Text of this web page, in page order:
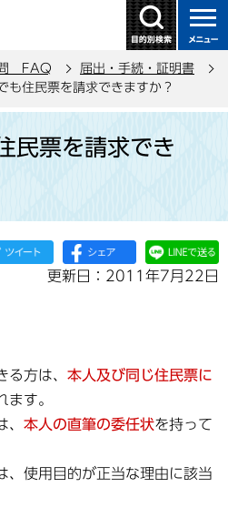
問 FAQ
届出・手続・証明書
も住民票を請求できますか？
民票を請求でき
更新日：2011年7月22日
方は、 本人及び同じ住民票に
ます。
本人の直筆の委任状を持って
使用目的が正当な理由に該当